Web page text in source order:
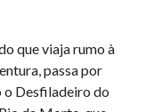
que viaja rumo à
passa por
o Desfiladeiro do